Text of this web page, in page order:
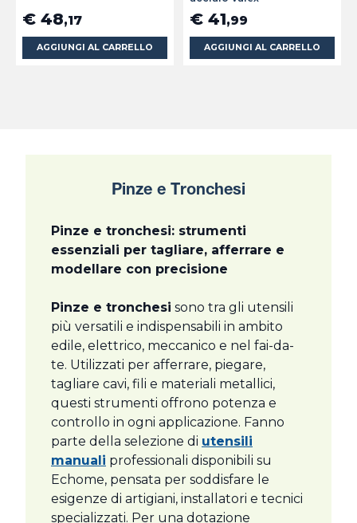
€ 48,17
AGGIUNGI AL CARRELLO
€ 41,99
AGGIUNGI AL CARRELLO
Pinze e Tronchesi
Pinze e tronchesi: strumenti
essenziali per tagliare, afferrare e
modellare con precisione
Pinze e tronchesi sono tra gli utensili
più versatili e indispensabili in ambito
edile, elettrico, meccanico e nel fai-da-
te. Utilizzati per afferrare, piegare,
tagliare cavi, fili e materiali metallici,
questi strumenti offrono potenza e
controllo in ogni applicazione. Fanno
parte della selezione di utensili
manuali professionali disponibili su
Echome, pensata per soddisfare le
esigenze di artigiani, installatori e tecnici
specializzati. Per una dotazione